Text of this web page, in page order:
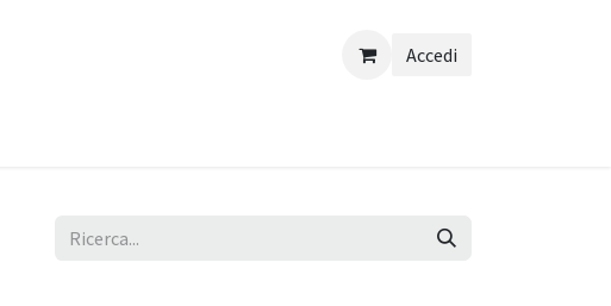
Accedi